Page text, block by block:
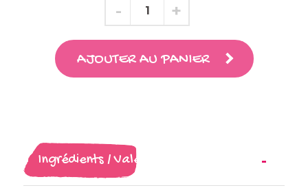
AJOUTER AU PANIER
Ingrédients / Valeurs nutritionnelles